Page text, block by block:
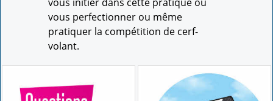
vous perfectionner ou même
pratiquer la compétition de cerf-
volant.